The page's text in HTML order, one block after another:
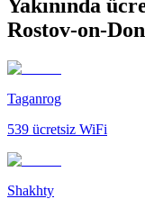
Yakınında
Rostov-on-Don
Taganrog
539 ücretsiz WiFi
Shakhty